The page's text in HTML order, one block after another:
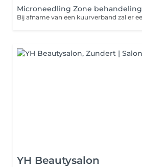
Microneedling Zone behandeling
YH Beautysalon